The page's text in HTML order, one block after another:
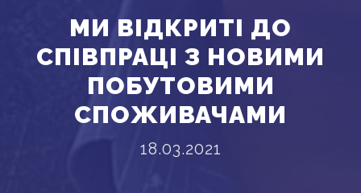
МИ ВІДКРИТІ ДО
СПІВПРАЦІ З НОВИМИ
ПОБУТОВИМИ
СПОЖИВАЧАМИ
18.03.2021